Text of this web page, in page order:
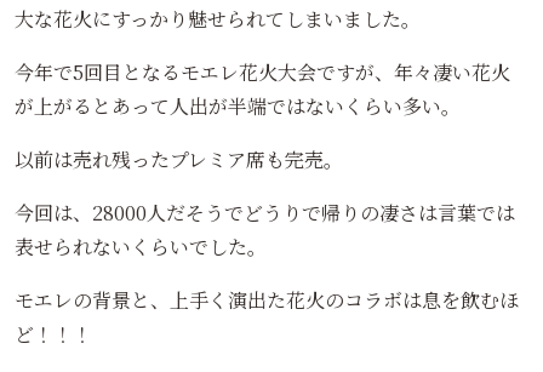
大な花火にすっかり魅せられてしまいました。
今年で5回目となるモエレ花火大会ですが、年々凄い花火
が上がるとあって人出が半端ではないくらい多い。
以前は売れ残ったプレミア席も完売。
今回は、28000人だそうでどうりで帰りの凄さは言葉では
表せられないくらいでした。
モエレの背景と、上手く演出た花火のコラボは息を飲むほ
ど！！！